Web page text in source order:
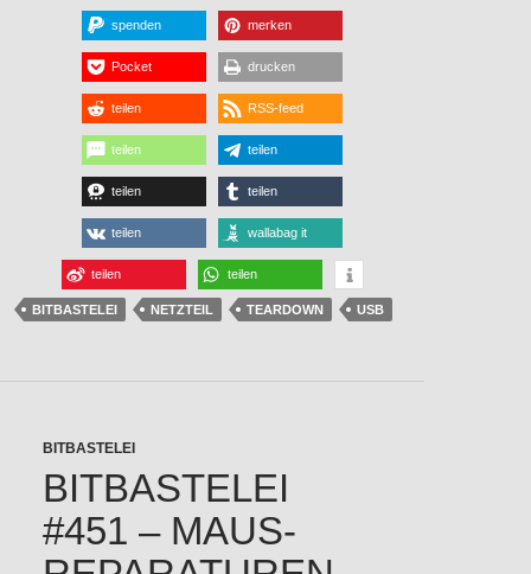
spenden merken
Pocket drucken
teilen RSS-feed
teilen teilen
teilen teilen
teilen wallabag it
teilen teilen
BITBASTELEI NETZTEIL TEARDOWN USB
BITBASTELEI
BITBASTELEI
#451 – MAUS-